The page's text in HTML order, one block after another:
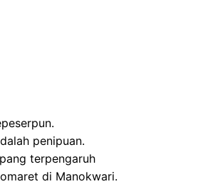
penipuan.
terpengaruh
di Manokwari.